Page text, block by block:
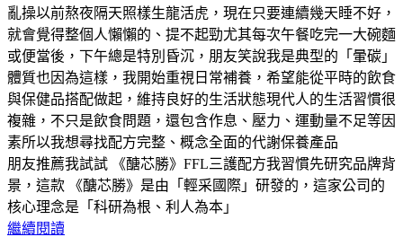
亂操以前熬夜隔天照樣生龍活虎，現在只要連續幾天睡不好，
就會覺得整個人懶懶的、提不起勁尤其每次午餐吃完一大碗麵
或便當後，下午總是特別昏沉，朋友笑說我是典型的「暈碳」
體質也因為這樣，我開始重視日常補養，希望能從平時的飲食
與保健品搭配做起，維持良好的生活狀態現代人的生活習慣很
複雜，不只是飲食問題，還包含作息、壓力、運動量不足等因
素所以我想尋找配方完整、概念全面的代謝保養產品
朋友推薦我試試 《醣芯勝》FFL三護配方我習慣先研究品牌背
景，這款 《醣芯勝》是由「輕采國際」研發的，這家公司的
核心理念是「科研為根、利人為本」
繼續閱讀